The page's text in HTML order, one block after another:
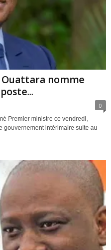
Ouattara nomme
0
Premier ministre ce vendredi,
gouvernement intérimaire suite au